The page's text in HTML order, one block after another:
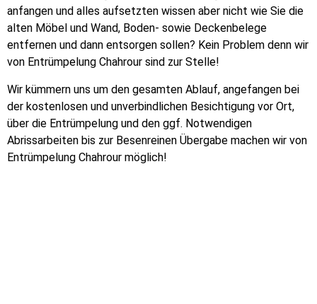
anfangen und alles aufsetzten wissen aber nicht wie Sie die
alten Möbel und Wand, Boden- sowie Deckenbelege
entfernen und dann entsorgen sollen? Kein Problem denn wir
von Entrümpelung Chahrour sind zur Stelle!
Wir kümmern uns um den gesamten Ablauf, angefangen bei
der kostenlosen und unverbindlichen Besichtigung vor Ort,
über die Entrümpelung und den ggf. Notwendigen
Abrissarbeiten bis zur Besenreinen Übergabe machen wir von
Entrümpelung Chahrour möglich!